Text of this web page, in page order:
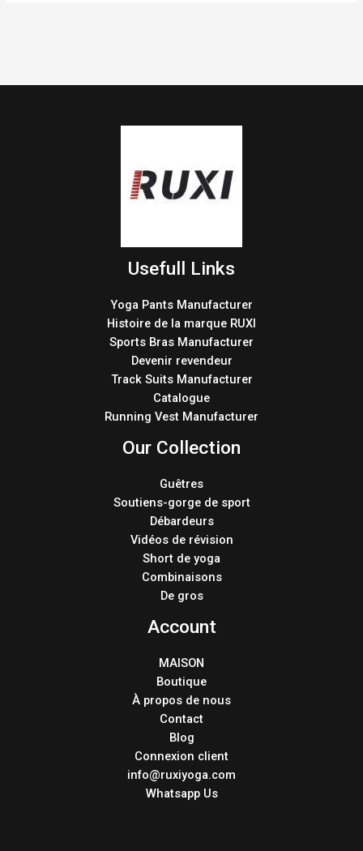
Usefull Links
Yoga Pants Manufacturer
Histoire de la marque RUXI
Sports Bras Manufacturer
Devenir revendeur
Track Suits Manufacturer
Catalogue
Running Vest Manufacturer
Our Collection
Guêtres
Soutiens-gorge de sport
Débardeurs
Vidéos de révision
Short de yoga
Combinaisons
De gros
Account
MAISON
Boutique
À propos de nous
Contact
Blog
Connexion client
info@ruxiyoga.com
Whatsapp Us